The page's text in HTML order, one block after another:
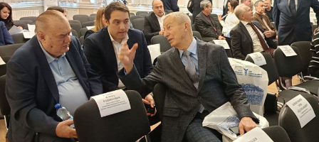
Генеральный директор ассоциации предприятий
и промышленников РТАлексей Пахомов
И. о. директора дирекции международных
программАлина Равзутдинова
Представитель ООО «БТУ „САЛАВАТ“»Рустем